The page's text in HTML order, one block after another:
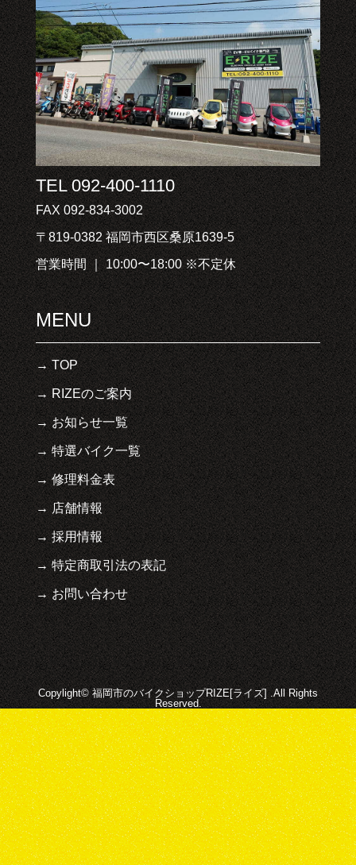
TEL 092-400-1110
FAX 092-834-3002
〒819-0382 福岡市西区桑原1639-5
営業時間 ｜ 10:00〜18:00 ※不定休
MENU
TOP
RIZEのご案内
お知らせ一覧
特選バイク一覧
修理料金表
店舗情報
採用情報
特定商取引法の表記
お問い合わせ
Copylight© 福岡市のバイクショップRIZE[ライズ] .All Rights
Reserved.